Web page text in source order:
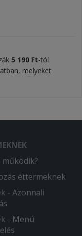
5 190 Ft-tól
melyeket
működik?
éttermeknek
- Azonnali
- Menü